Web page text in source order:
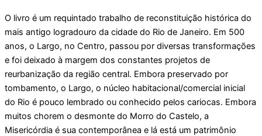
O livro é um requintado trabalho de reconstituição histórica do
mais antigo logradouro da cidade do Rio de Janeiro. Em 500
anos, o Largo, no Centro, passou por diversas transformações
e foi deixado à margem dos constantes projetos de
reurbanização da região central. Embora preservado por
tombamento, o Largo, o núcleo habitacional/comercial inicial
do Rio é pouco lembrado ou conhecido pelos cariocas. Embora
muitos chorem o desmonte do Morro do Castelo, a
Misericórdia é sua contemporânea e lá está um patrimônio